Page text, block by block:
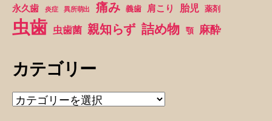
永久歯 炎症 異所萌出 痛み 義歯 肩こり 胎児 薬剤
虫歯 虫歯菌 親知らず 詰め物 顎 麻酔
カテゴリー
カ
テ